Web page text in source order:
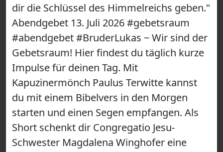
dir die Schlüssel des Himmelreichs geben."
Abendgebet 13. Juli 2026 #gebetsraum
#abendgebet #BruderLukas ~ Wir sind der
Gebetsraum! Hier findest du täglich kurze
Impulse für deinen Tag. Mit
Kapuzinermönch Paulus Terwitte kannst
du mit einem Bibelvers in den Morgen
starten und einen Segen empfangen. Als
Short schenkt dir Congregatio Jesu-
Schwester Magdalena Winghofer eine